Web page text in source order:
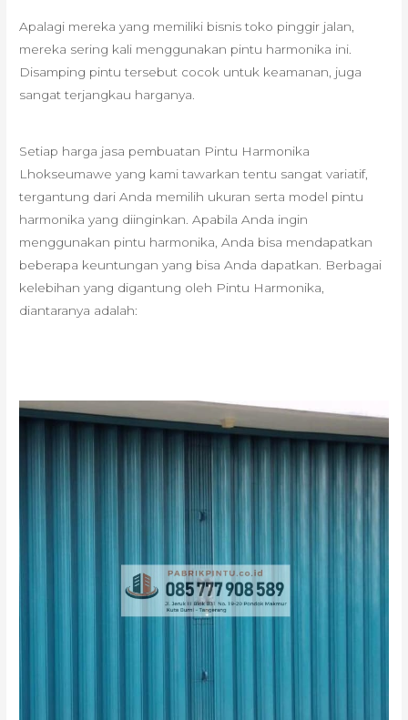
Apalagi mereka yang memiliki bisnis toko pinggir jalan,
mereka sering kali menggunakan pintu harmonika ini.
Disamping pintu tersebut cocok untuk keamanan, juga
sangat terjangkau harganya.
Setiap harga jasa pembuatan Pintu Harmonika
Lhokseumawe yang kami tawarkan tentu sangat variatif,
tergantung dari Anda memilih ukuran serta model pintu
harmonika yang diinginkan. Apabila Anda ingin
menggunakan pintu harmonika, Anda bisa mendapatkan
beberapa keuntungan yang bisa Anda dapatkan. Berbagai
kelebihan yang digantung oleh Pintu Harmonika,
diantaranya adalah: